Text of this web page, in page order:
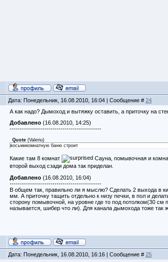
Дата: Понедельник, 16.08.2010, 16:04 | Сообщение # 24
А как надо? Дымоход и вытяжку оставить, а приточку на
Добавлено(16.08.2010, 14:25)
---------------------------------------------
Quote(Valeriu)
восьмикомнатную баню строит
Какие там 8 комнат
Сауна, помывочная и
второй выход сзади дома так приделан.
Добавлено(16.08.2010, 16:04)
---------------------------------------------
В общем так, правильно ли я мыслю? Сделать 2 выхода в
мм. А приточку тащить отдельно к низу печки, в пол и
сторону помывочной, на уровне где то под потолком(30
называется, шибер что ли). Для канала дымохода тоже так
Дата: Понедельник, 16.08.2010, 16:16 | Сообщение # 25